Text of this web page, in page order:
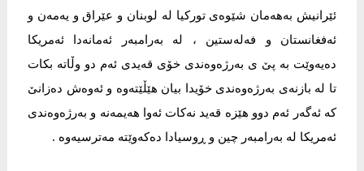
ئێرانیش بەهەمان شێوەی تورکیا لە لوبنان و عێراق و یەمەن و
ئەفغانستان و فەلەستین ، لە بەرامبەر ئەمانەدا ئەمریکا
دەیەوێت بە پێ ی بەرژەوەندی خۆی قەیدی ئەم دو وڵاتە بکات
تا لە بازنەی بەرژەوەندی خۆیدا بیان هێڵێتەوە و ئەوەش دەزانێ
کە ئەگەر ئەم دوو هێزە قەید نەکات ئەوا هەیمەنە و بەرژەوەندی
ئەمریکا لە بەرامبەر چین و ڕوسیادا دەکەوێتە مەترسیەوە .